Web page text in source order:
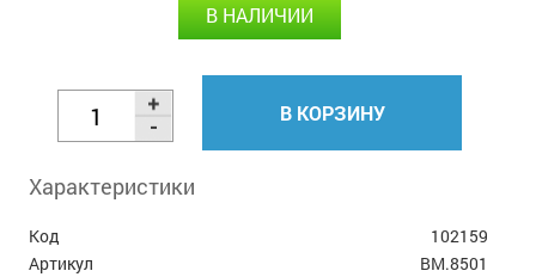
В НАЛИЧИИ
В КОРЗИНУ
Характеристики
Код
102159
Артикул
BM.8501